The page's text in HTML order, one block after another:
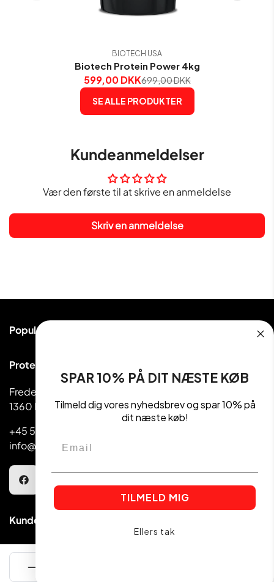
BIOTECH USA
Biotech Protein Power 4kg
599,00 DKK699,00 DKK
SE ALLE PRODUKTER
Kundeanmeldelser
Vær den første til at skrive en anmeldelse
Skriv en anmeldelse
Proteinudsalg ApS
Frederiksborggade 39
1360 København
+45 5810 1080
info@getactive.dk
Populære kategorier
Håndvægte & Vægte
Madvarer
Kettlebell
Kundeservice
Find en butik
Betingelser
Handelsbetingelser
SPAR 10% PÅ DIT NÆSTE KØB
Tilmeld dig vores nyhedsbrev og spar 10% på
dit næste køb!
TILMELD MIG
Ellers tak